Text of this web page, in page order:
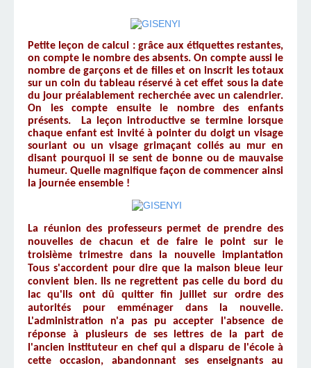
Petite leçon de calcul : grâce aux étiquettes restantes,
on compte le nombre des absents. On compte aussi le
nombre de garçons et de filles et on inscrit les totaux
sur un coin du tableau réservé à cet effet sous la date
du jour préalablement recherchée avec un calendrier.
On les compte ensuite le nombre des enfants
présents. La leçon introductive se termine lorsque
chaque enfant est invité à pointer du doigt un visage
souriant ou un visage grimaçant collés au mur en
disant pourquoi il se sent de bonne ou de mauvaise
humeur. Quelle magnifique façon de commencer ainsi
la journée ensemble !
La réunion des professeurs permet de prendre des
nouvelles de chacun et de faire le point sur le
troisième trimestre dans la nouvelle implantation
Tous s'accordent pour dire que la maison bleue leur
convient bien. Ils ne regrettent pas celle du bord du
lac qu'ils ont dû quitter fin juillet sur ordre des
autorités pour emménager dans la nouvelle.
L'administration n'a pas pu accepter l'absence de
réponse à plusieurs de ses lettres de la part de
l'ancien instituteur en chef qui a disparu de l'école à
cette occasion, abandonnant ses enseignants au